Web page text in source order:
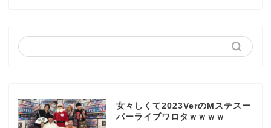
女々しくて2023VerのMステスー
パーライブワロタｗｗｗｗ